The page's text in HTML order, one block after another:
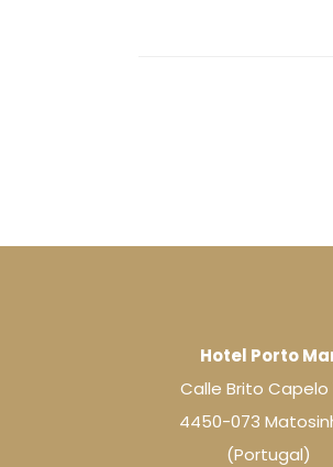
Hotel Porto
Calle Brito Capelo
4450-073
(Portugal)